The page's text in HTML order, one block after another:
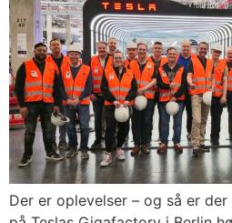
Der er oplevelser – og så er